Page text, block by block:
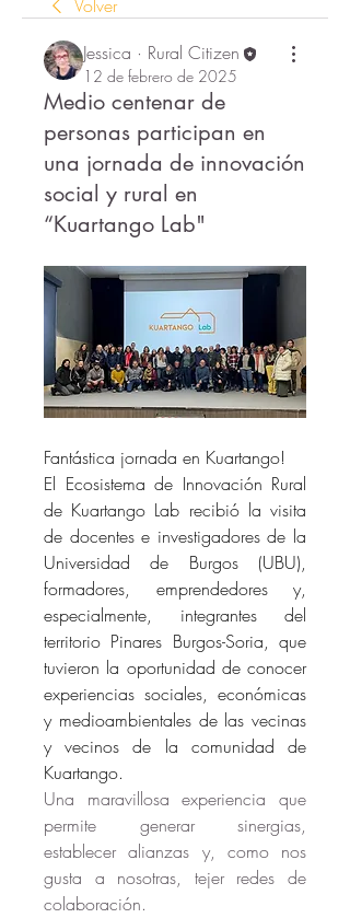
Volver
Jessica · Rural Citizen
12 de febrero de 2025
Medio centenar de
personas participan en
una jornada de innovación
social y rural en
“Kuartango Lab"
Fantástica jornada en Kuartango!
El Ecosistema de Innovación Rural
de Kuartango Lab recibió la visita
de docentes e investigadores de la
Universidad de Burgos (UBU),
formadores, emprendedores y,
especialmente, integrantes del
territorio Pinares Burgos-Soria, que
tuvieron la oportunidad de conocer
experiencias sociales, económicas
y medioambientales de las vecinas
y vecinos de la comunidad de
Kuartango.
Una maravillosa experiencia que
permite generar sinergias,
establecer alianzas y, como nos
gusta a nosotras, tejer redes de
colaboración.